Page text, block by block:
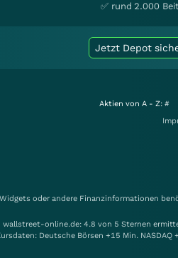
✅ rund 2.000
Jetzt Depot
Aktien von A - Z: #
oder andere Finanzinformationen
wallstreet-online.de: 4.8 von 5 Sternen
Deutsche Börsen +15 Min. NASDAQ